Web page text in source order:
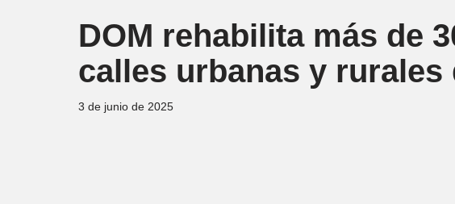
DOM rehabilita más de
calles urbanas y rurales
3 de junio de 2025